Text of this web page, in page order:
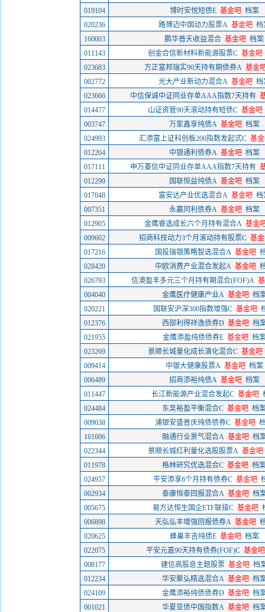
019104
博时安悦短债E 基金吧 档案
020236
路博迈中国动力股票A 基金吧 档
160603
鹏华普天收益混合 基金吧 档案
011143
创金合信新材料新能源股票C 基金吧
023683
方正富邦瑞实90天持有期债券A 基金
002772
光大产业新动力混合A 基金吧 档
023666
中信保诚中证同业存单AAA指数7天持有
014477
山证资管90天滚动持有短债C 基金吧
003747
万家鑫享纯债A 基金吧 档案
024993
汇添富上证科创板200指数发起式C 基
012204
中银通利债券A 基金吧 档案
017111
申万菱信中证同业存单AAA指数7天持有
012290
国联恒益纯债A 基金吧 档案
017048
富安达产业优选混合A 基金吧 档
007351
永赢同利债券A 基金吧 档案
012905
金鹰睿选成长六个月持有混合A 基金
009602
招商科技动力3个月滚动持有股票C 基
017216
国投瑞银策略智选混合A 基金吧
028420
中欧消费产业混合发起A 基金吧
026793
信澳盈丰多元三个月持有期混合(FOF)A
004040
金鹰医疗健康产业A 基金吧 档
020221
国联安沪深300指数增强C 基金吧
012376
西部利得祥逸债券D 基金吧 档
021955
金鹰添盈纯债债券E 基金吧 档
023269
景顺长城量化成长演化混合C 基金吧
009414
中银大健康股票A 基金吧 档案
006489
招商添裕纯债A 基金吧 档案
011447
长江新能源产业混合发起C 基金吧
024484
东吴裕盈平衡混合C 基金吧 档
009038
浦银安盛普庆纯债债券C 基金吧
161606
融通行业景气混合A 基金吧 档
022344
景顺长城红利量化选股股票A 基金吧
011978
格林研究优选混合C 基金吧 档
024957
平安添享6个月持有债券C 基金吧
002934
泰康恒泰回报混合A 基金吧 档
005675
易方达恒生国企ETF联接C 基金吧
006898
天弘弘丰增强回报债券A 基金吧
020625
蜂巢丰吉纯债E 基金吧 档案
022075
平安元嘉90天持有债券(FOF)C 基金吧
008177
建信高股息主题股票 基金吧 档
012234
华安聚弘精选混合A 基金吧 档
024109
金鹰添裕纯债债券D 基金吧 档
001021
华夏亚债中国指数A 基金吧 档